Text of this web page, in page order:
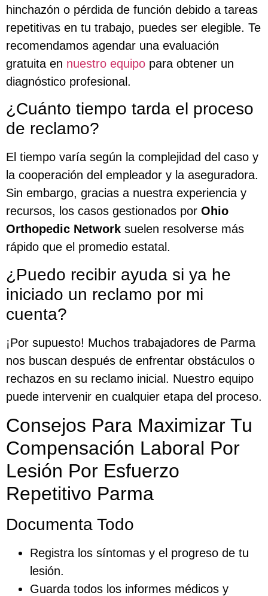
hinchazón o pérdida de función debido a tareas
repetitivas en tu trabajo, puedes ser elegible. Te
recomendamos agendar una evaluación
gratuita en nuestro equipo para obtener un
diagnóstico profesional.
¿Cuánto tiempo tarda el proceso
de reclamo?
El tiempo varía según la complejidad del caso y
la cooperación del empleador y la aseguradora.
Sin embargo, gracias a nuestra experiencia y
recursos, los casos gestionados por Ohio
Orthopedic Network suelen resolverse más
rápido que el promedio estatal.
¿Puedo recibir ayuda si ya he
iniciado un reclamo por mi
cuenta?
¡Por supuesto! Muchos trabajadores de Parma
nos buscan después de enfrentar obstáculos o
rechazos en su reclamo inicial. Nuestro equipo
puede intervenir en cualquier etapa del proceso.
Consejos Para Maximizar Tu
Compensación Laboral Por
Lesión Por Esfuerzo
Repetitivo Parma
Documenta Todo
Registra los síntomas y el progreso de tu
lesión.
Guarda todos los informes médicos y